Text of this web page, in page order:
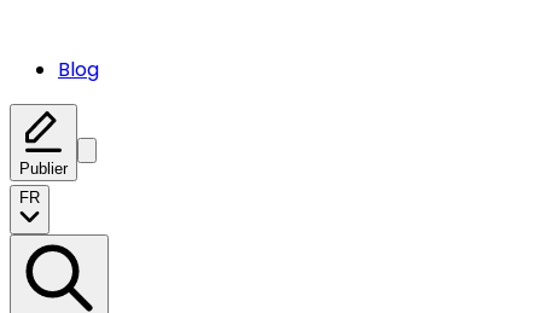
Blog
Publier
FR